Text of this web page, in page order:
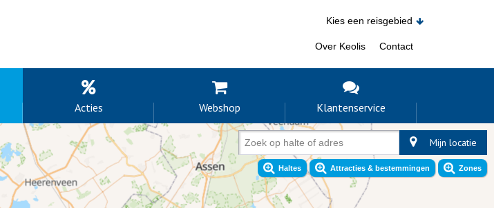
Kies een reisgebied
Over Keolis Contact
Acties Webshop Klantenservice
Zoek op halte of adres Mijn locatie
Haltes Attracties & bestemmingen Zones